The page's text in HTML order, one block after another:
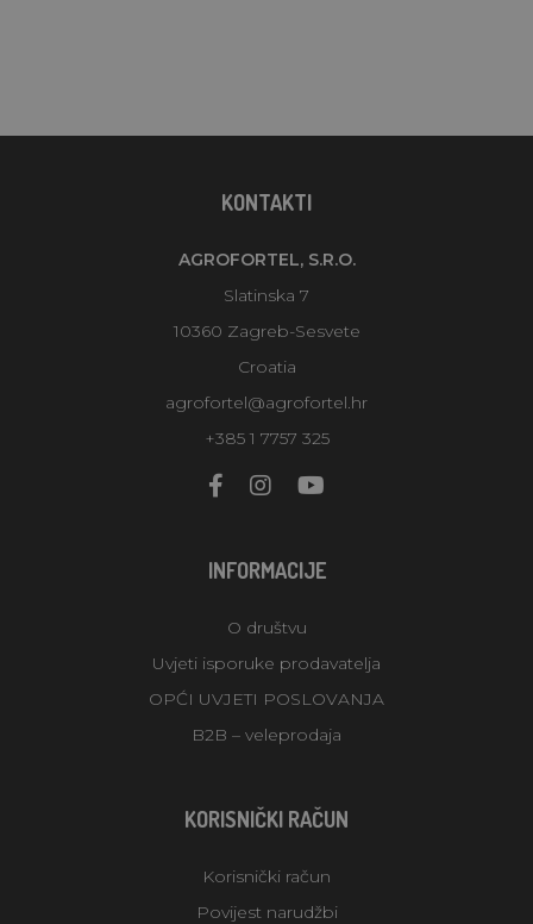
KONTAKTI
AGROFORTEL, S.R.O.
Slatinska 7
10360 Zagreb-Sesvete
Croatia
agrofortel@agrofortel.hr
+385 1 7757 325
INFORMACIJE
O društvu
Uvjeti isporuke prodavatelja
OPĆI UVJETI POSLOVANJA
B2B – veleprodaja
KORISNIČKI RAČUN
Korisnički račun
Povijest narudžbi